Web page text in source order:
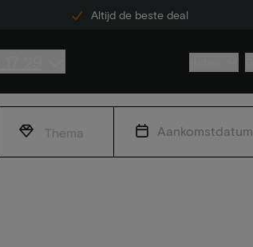
Altijd de beste deal
Thema Aankomstdatum